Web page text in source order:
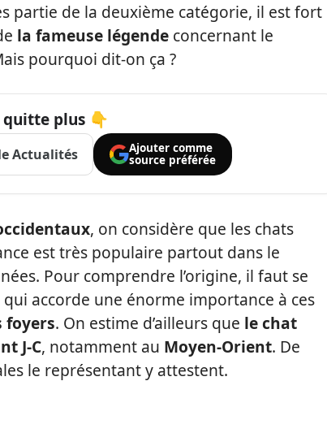
partie de la deuxième catégorie, il est fort
la fameuse légende concernant le
pourquoi dit-on ça ?
quitte plus 👇
Actualités
Ajouter comme
source préférée
, on considère que les chats
est très populaire partout dans le
Pour comprendre l’origine, il faut se
qui accorde une énorme importance à ces
foyers. On estime d’ailleurs que le chat
J-C, notamment au Moyen-Orient. De
le représentant y attestent.